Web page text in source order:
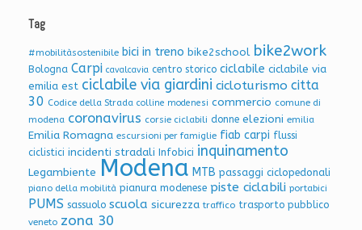
Tag
#mobilitàsostenibile bici in treno bike2school bike2work
Bologna Carpi cavalcavia centro storico ciclabile ciclabile via
emilia est ciclabile via giardini cicloturismo citta
30 Codice della Strada colline modenesi commercio comune di
modena coronavirus corsie ciclabili donne elezioni emilia
Emilia Romagna escursioni per famiglie fiab carpi flussi
ciclistici incidenti stradali Infobici inquinamento
Legambiente Modena MTB passaggi ciclopedonali
piano della mobilità pianura modenese piste ciclabili portabici
PUMS sassuolo scuola sicurezza traffico trasporto pubblico
veneto zona 30